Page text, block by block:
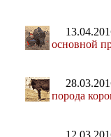
основной
порода